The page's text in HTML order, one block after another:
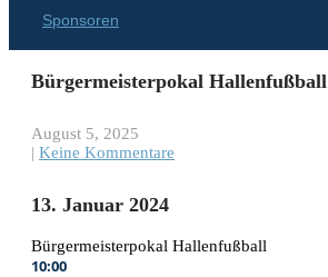
Sponsoren
Bürgermeisterpokal Hallenfußball
August 5, 2025
| Keine Kommentare
13. Januar 2024
Bürgermeisterpokal Hallenfußball
10:00